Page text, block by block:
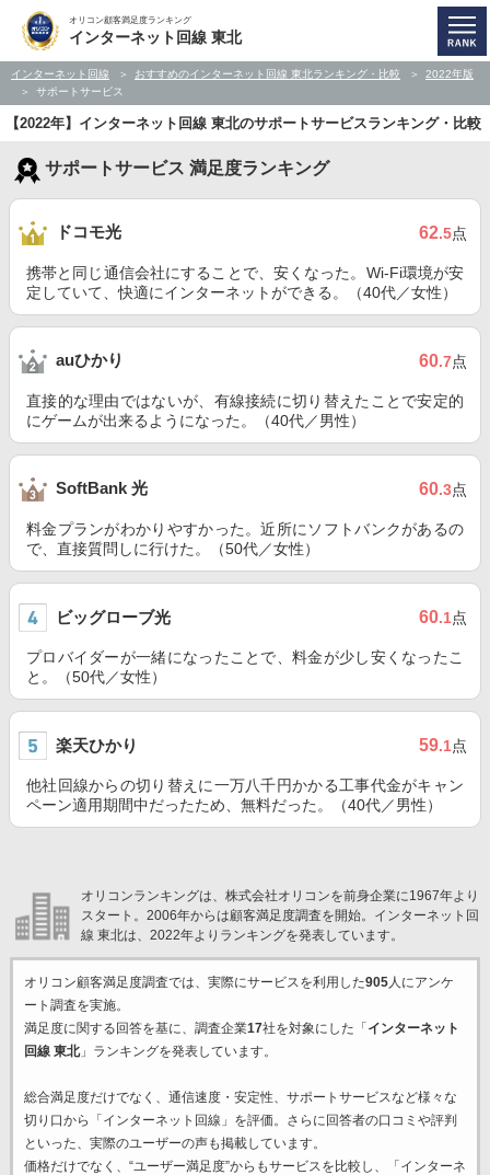
オリコン顧客満足度ランキング
インターネット回線 東北
インターネット回線 おすすめのインターネット回線 東北ランキング・比較
2022年版
サポートサービス
【2022年】インターネット回線 東北のサポートサービスランキング・比較
サポートサービス 満足度ランキング
ドコモ光 62.5点
携帯と同じ通信会社にすることで、安くなった。Wi-Fi環境が安
定していて、快適にインターネットができる。（40代／女性）
auひかり 60.7点
直接的な理由ではないが、有線接続に切り替えたことで安定的
にゲームが出来るようになった。（40代／男性）
SoftBank 光 60.3点
料金プランがわかりやすかった。近所にソフトバンクがあるの
で、直接質問しに行けた。（50代／女性）
ビッグローブ光 60.1点
プロバイダーが一緒になったことで、料金が少し安くなったこ
と。（50代／女性）
楽天ひかり 59.1点
他社回線からの切り替えに一万八千円かかる工事代金がキャン
ペーン適用期間中だったため、無料だった。（40代／男性）
オリコンランキングは、株式会社オリコンを前身企業に1967年より
スタート。2006年からは顧客満足度調査を開始。インターネット回
線 東北は、2022年よりランキングを発表しています。
オリコン顧客満足度調査では、実際にサービスを利用した905人にアンケ
ート調査を実施。
満足度に関する回答を基に、調査企業17社を対象にした「 インターネット
回線 東北」ランキングを発表しています。
総合満足度だけでなく、通信速度・安定性、サポートサービスなど様々な
切り口から「インターネット回線」を評価。さらに回答者の口コミや評判
といった、実際のユーザーの声も掲載しています。
価格だけでなく、“ユーザー満足度”からもサービスを比較し、「インターネ